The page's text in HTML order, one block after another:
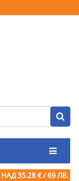
НАД 35.28 € / 69 ЛВ.